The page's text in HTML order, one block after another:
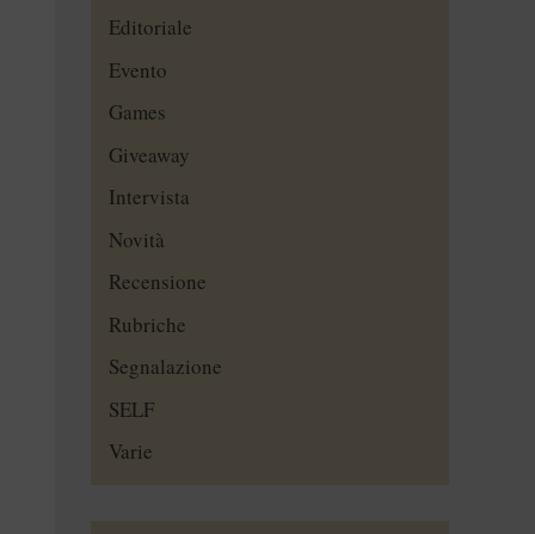
Editoriale
Evento
Games
Giveaway
Intervista
Novità
Recensione
Rubriche
Segnalazione
SELF
Varie